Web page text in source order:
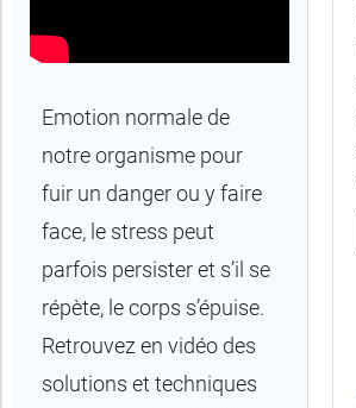
Gamme
Marques
France
Promotions
Emotion normale de
notre organisme pour
fuir un danger ou y faire
face, le stress peut
parfois persister et s’il se
répète, le corps s’épuise.
Retrouvez en vidéo des
solutions et techniques